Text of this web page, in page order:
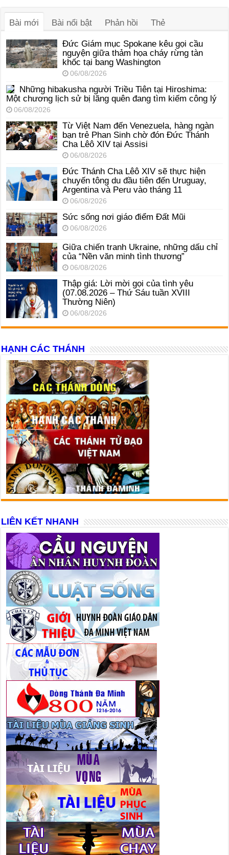
Bài mới Bài nổi bật Phản hồi Thẻ
Đức Giám mục Spokane kêu gọi cầu
nguyện giữa thảm họa cháy rừng tàn
khốc tại bang Washington
06/08/2026
Những hibakusha người Triều Tiên tại Hiroshima:
Một chương lịch sử bị lãng quên đang tìm kiếm công lý
06/08/2026
Từ Việt Nam đến Venezuela, hàng ngàn
bạn trẻ Phan Sinh chờ đón Đức Thánh
Cha Lêô XIV tại Assisi
06/08/2026
Đức Thánh Cha Lêô XIV sẽ thực hiện
chuyến tông du đầu tiên đến Uruguay,
Argentina và Peru vào tháng 11
06/08/2026
Sức sống nơi giáo điểm Đất Mũi
06/08/2026
Giữa chiến tranh Ukraine, những dấu chỉ
của “Nền văn minh tình thương”
06/08/2026
Thập giá: Lời mời gọi của tình yêu
(07.08.2026 – Thứ Sáu tuần XVIII
Thường Niên)
06/08/2026
HẠNH CÁC THÁNH
LIÊN KẾT NHANH